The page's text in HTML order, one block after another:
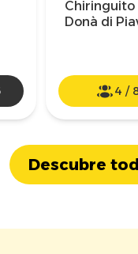
Chiringuito
Donà di
4 /
Descubre